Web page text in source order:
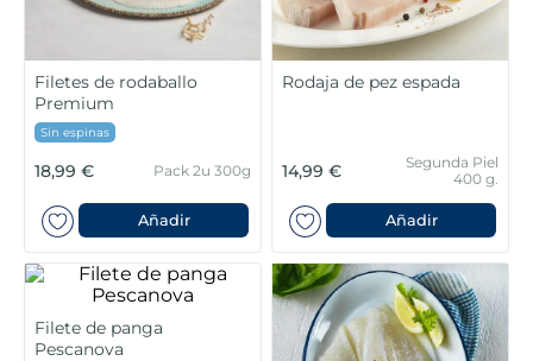
Filetes de rodaballo
Premium
Sin espinas
18,99 € Pack 2u 300g
Añadir
Rodaja de pez espada
14,99 €
Segunda Piel
400 g.
Añadir
Filete de panga
Pescanova